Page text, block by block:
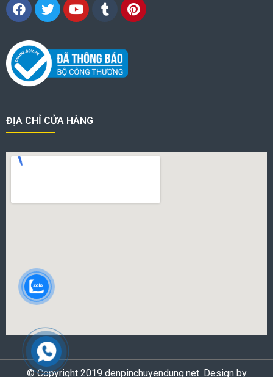
ĐỊA CHỈ CỬA HÀNG
© Copyright 2019 denpinchuyendung.net. Design by